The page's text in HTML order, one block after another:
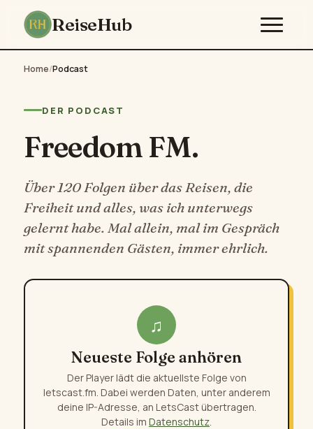
ReiseHub
Home/Podcast
DER PODCAST
Freedom FM.
Über 120 Folgen über das Reisen, die
Freiheit und alles, was ich unterwegs
gelernt habe. Mal allein, mal im Gespräch
mit spannenden Gästen, immer ehrlich.
♫
Neueste Folge anhören
Der Player lädt die aktuellste Folge von
letscast.fm. Dabei werden Daten, unter anderem
deine IP-Adresse, an LetsCast übertragen.
Details im Datenschutz